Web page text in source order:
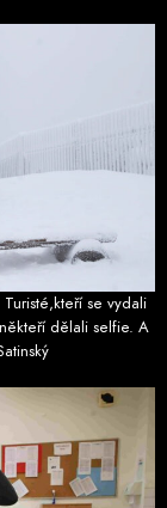
Turisté,kteří se vydali
dělali selfie. A